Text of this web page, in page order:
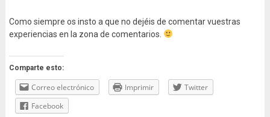
Como siempre os insto a que no dejéis de comentar vuestras
experiencias en la zona de comentarios.
Comparte esto:
Correo electrónico Imprimir
Twitter
Facebook